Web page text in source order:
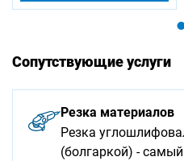
Сопутствующие услуги
Резка материалов
Резка
(болгаркой) -